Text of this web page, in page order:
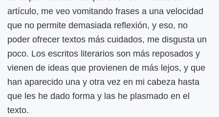
artículo, me veo vomitando frases a una velocidad
que no permite demasiada reflexión, y eso, no
poder ofrecer textos más cuidados, me disgusta un
poco. Los escritos literarios son más reposados y
vienen de ideas que provienen de más lejos, y que
han aparecido una y otra vez en mi cabeza hasta
que les he dado forma y las he plasmado en el
texto.